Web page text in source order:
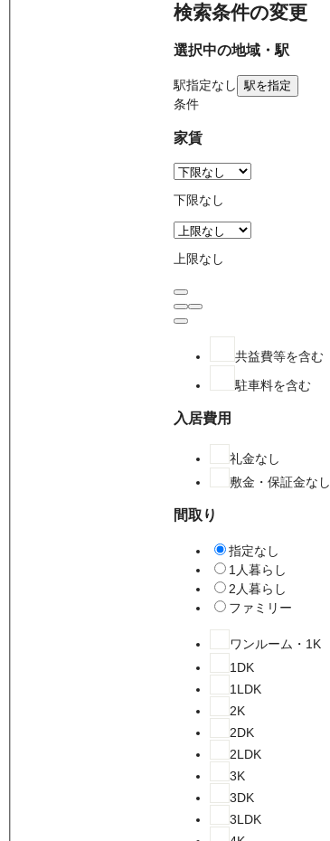
検索条件の変更
選択中の地域・駅
駅指定なし 駅を指定
条件
家賃
下限なし
上限なし
共益費等を含む
駐車料を含む
入居費用
礼金なし
敷金・保証金なし
間取り
指定なし
1人暮らし
2人暮らし
ファミリー
ワンルーム・1K
1DK
1LDK
2K
2DK
2LDK
3K
3DK
3LDK